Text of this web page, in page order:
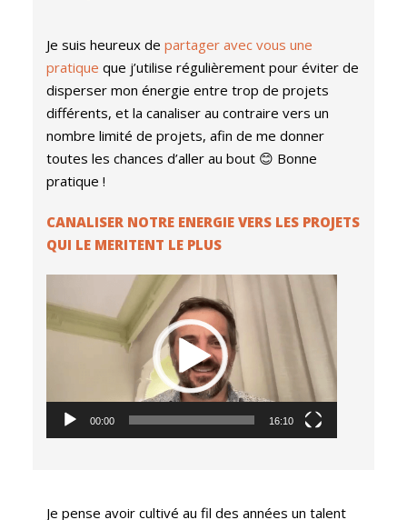
Je suis heureux departager avec vous une
pratique que j’utilise régulièrement pour éviter de
disperser mon énergie entre trop de projets
différents, et la canaliser au contraire vers un
nombre limité de projets, afin de me donner
toutes les chances d’aller au bout 😊 Bonne
pratique !
CANALISER NOTRE ENERGIE VERS LES PROJETS
QUI LE MERITENT LE PLUS
vidéo
00:00 16:10
Je pense avoir cultivé au fil des années un talent